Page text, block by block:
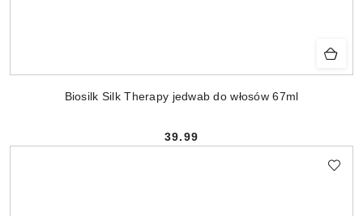
Biosilk Silk Therapy jedwab do włosów 67ml
Cena:
39.99